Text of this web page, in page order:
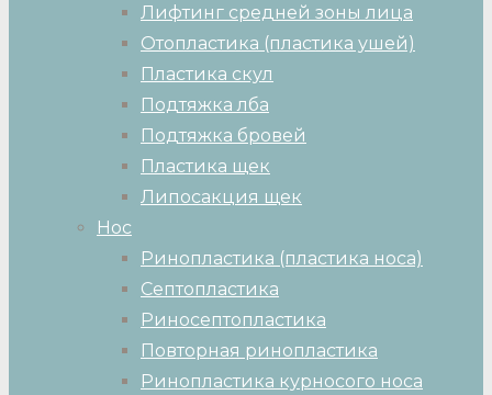
Лифтинг средней зоны лица
Отопластика (пластика ушей)
Пластика скул
Подтяжка лба
Подтяжка бровей
Пластика щек
Липосакция щек
Нос
Ринопластика (пластика носа)
Септопластика
Риносептопластика
Повторная ринопластика
Ринопластика курносого носа